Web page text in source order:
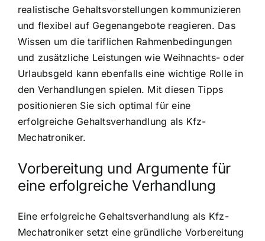
realistische Gehaltsvorstellungen kommunizieren
und flexibel auf Gegenangebote reagieren. Das
Wissen um die tariflichen Rahmenbedingungen
und zusätzliche Leistungen wie Weihnachts- oder
Urlaubsgeld kann ebenfalls eine wichtige Rolle in
den Verhandlungen spielen. Mit diesen Tipps
positionieren Sie sich optimal für eine
erfolgreiche Gehaltsverhandlung als Kfz-
Mechatroniker.
Vorbereitung und Argumente für
eine erfolgreiche Verhandlung
Eine erfolgreiche Gehaltsverhandlung als Kfz-
Mechatroniker setzt eine gründliche Vorbereitung